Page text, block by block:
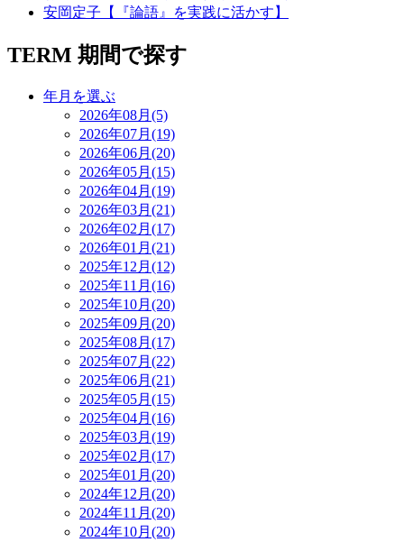
安岡定子【『論語』を実践に活かす】
TERM 期間で探す
年月を選ぶ
2026年08月(5)
2026年07月(19)
2026年06月(20)
2026年05月(15)
2026年04月(19)
2026年03月(21)
2026年02月(17)
2026年01月(21)
2025年12月(12)
2025年11月(16)
2025年10月(20)
2025年09月(20)
2025年08月(17)
2025年07月(22)
2025年06月(21)
2025年05月(15)
2025年04月(16)
2025年03月(19)
2025年02月(17)
2025年01月(20)
2024年12月(20)
2024年11月(20)
2024年10月(20)